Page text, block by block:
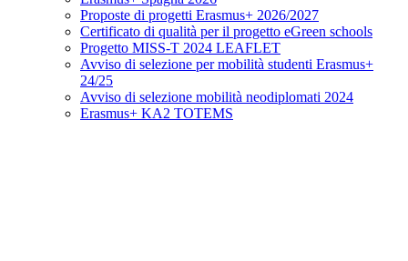
Proposte di progetti Erasmus+ 2026/2027
Certificato di qualità per il progetto eGreen schools
Progetto MISS-T 2024 LEAFLET
Avviso di selezione per mobilità studenti Erasmus+
24/25
Avviso di selezione mobilità neodiplomati 2024
Erasmus+ KA2 TOTEMS